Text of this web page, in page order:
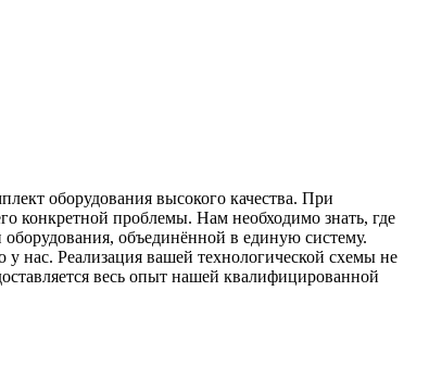
оборудования высокого качества. При
конкретной проблемы. Нам необходимо знать, где
оборудования, объединённой в единую систему.
нас. Реализация вашей технологической схемы не
весь опыт нашей квалифицированной